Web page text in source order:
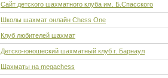
Сайт детского шахматного клуба им. Б.Спасского
Школы шахмат онлайн Chess One
Клуб любителей шахмат
Детско-юношеский шахматный клуб г. Барнаул
Шахматы на megachess